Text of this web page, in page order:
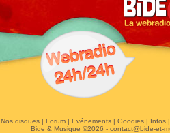
Nos disques| Forum| Evénements| Goodies| Infos
Bide & Musique ©2026 - contact@bide-et-